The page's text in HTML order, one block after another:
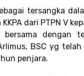
tersangka
dari PTPN V
bersama dengan
BSC yg
penjara.